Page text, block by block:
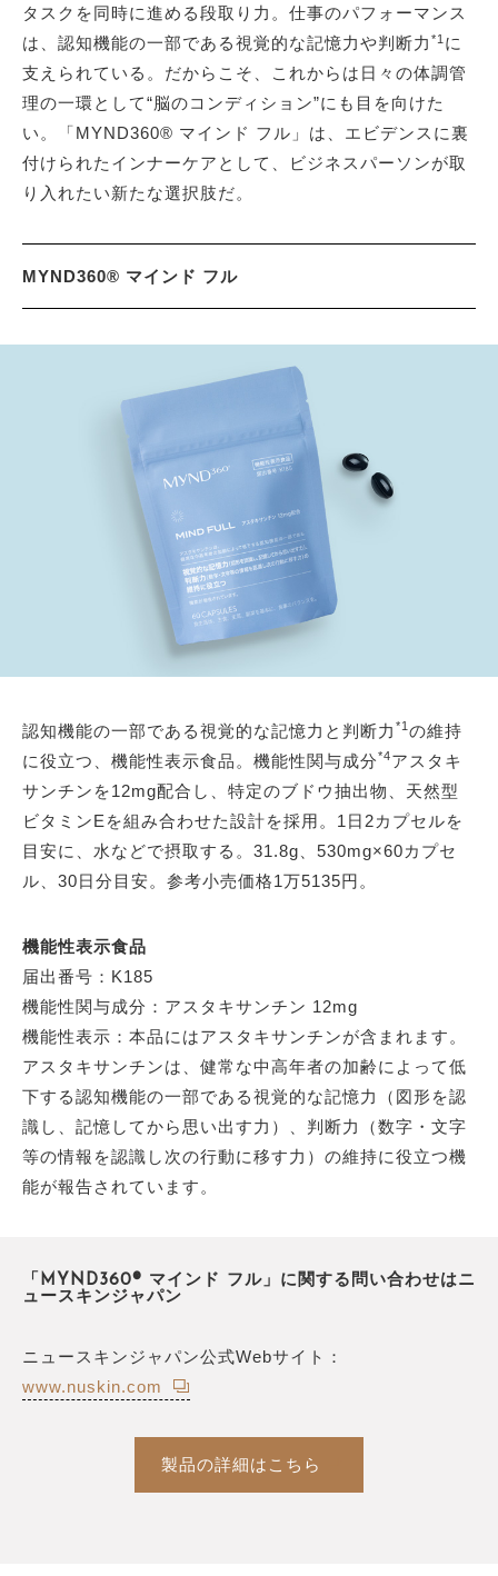
タスクを同時に進める段取り力。仕事のパフォーマンス
は、認知機能の一部である視覚的な記憶力や判断力 *1 に
支えられている。だからこそ、これからは日々の体調管
理の一環として“脳のコンディション”にも目を向けた
い。「MYND360® マインド フル」は、エビデンスに裏
付けられたインナーケアとして、ビジネスパーソンが取
り入れたい新たな選択肢だ。
MYND360® マインド フル
認知機能の一部である視覚的な記憶力と判断力 *1の維持
に役立つ、機能性表示食品。機能性関与成分*4アスタキ
サンチンを12mg配合し、特定のブドウ抽出物、天然型
ビタミンEを組み合わせた設計を採用。1日2カプセルを
目安に、水などで摂取する。31.8g、530mg×60カプセ
ル、30日分目安。参考小売価格1万5135円。
機能性表示食品
届出番号：K185
機能性関与成分：アスタキサンチン 12mg
機能性表示：本品にはアスタキサンチンが含まれます。
アスタキサンチンは、健常な中高年者の加齢によって低
下する認知機能の一部である視覚的な記憶力（図形を認
識し、記憶してから思い出す力）、判断力（数字・文字
等の情報を認識し次の行動に移す力）の維持に役立つ機
能が報告されています。
「MYND360® マインド フル」に関する問い合わせはニ
ュースキンジャパン
ニュースキンジャパン公式Webサイト：
www.nuskin.com
製品の詳細はこちら